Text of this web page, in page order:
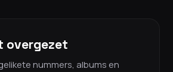
overgezet
nummers, albums en